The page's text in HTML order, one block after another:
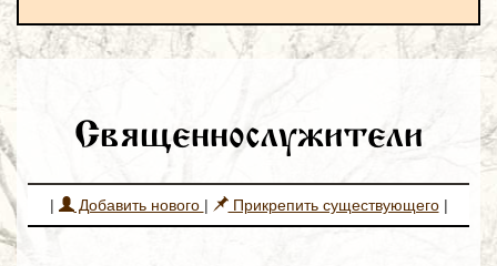
Священнослужители
| Добавить нового | Прикрепить существующего|